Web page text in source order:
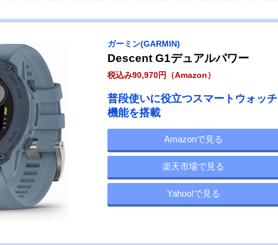
ガーミン(GARMIN)
Descent G1デュアルパワー
税込み90,970円（Amazon）
普段使いに役立つスマートウォッチ
機能を搭載
Amazonで見る
楽天市場で見る
Yahoo!で見る